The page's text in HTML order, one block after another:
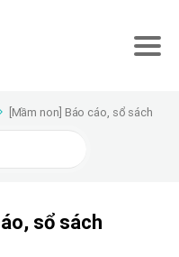
[Mầm non] Báo cáo, sổ sách
sổ sách